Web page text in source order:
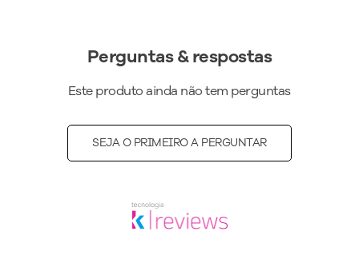
Perguntas & respostas
Este produto ainda não tem perguntas
SEJA O PRIMEIRO A PERGUNTAR